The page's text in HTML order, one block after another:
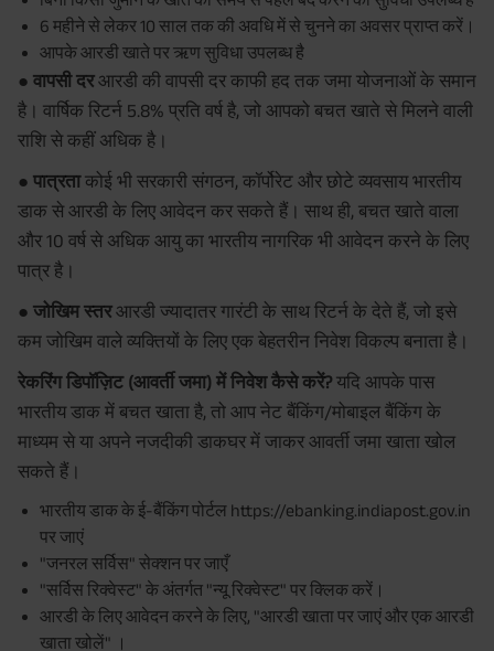
6 महीने से लेकर 10 साल तक की अवधि में से चुनने का अवसर प्राप्त करें।
आपके आरडी खाते पर ऋण सुविधा उपलब्ध है
● वापसी दरआरडी की वापसी दर काफी हद तक जमा योजनाओं के समान
है। वार्षिक रिटर्न 5.8% प्रति वर्ष है, जो आपको बचत खाते से मिलने वाली
राशि से कहीं अधिक है।
● पात्रताकोई भी सरकारी संगठन, कॉर्पोरेट और छोटे व्यवसाय भारतीय
डाक से आरडी के लिए आवेदन कर सकते हैं। साथ ही, बचत खाते वाला
और 10 वर्ष से अधिक आयु का भारतीय नागरिक भी आवेदन करने के लिए
पात्र है।
● जोखिम स्तरआरडी ज्यादातर गारंटी के साथ रिटर्न के देते हैं, जो इसे
कम जोखिम वाले व्यक्तियों के लिए एक बेहतरीन निवेश विकल्प बनाता है।
रेकरिंग डिपॉज़िट (आवर्ती जमा) में निवेश कैसे करें? यदि आपके पास
भारतीय डाक में बचत खाता है, तो आप नेट बैंकिंग/मोबाइल बैंकिंग के
माध्यम से या अपने नजदीकी डाकघर में जाकर आवर्ती जमा खाता खोल
सकते हैं।
भारतीय डाक के ई-बैंकिंग पोर्टल https://ebanking.indiapost.gov.in
पर जाएं
"जनरल सर्विस" सेक्शन पर जाएँ
"सर्विस रिक्वेस्ट" के अंतर्गत "न्यू रिक्वेस्ट" पर क्लिक करें।
आरडी के लिए आवेदन करने के लिए, "आरडी खाता पर जाएं और एक आरडी
खाता खोलें" ।